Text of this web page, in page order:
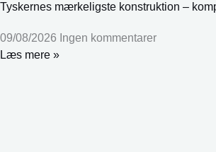
Tyskernes mærkeligste konstruktion –
09/08/2026 Ingen kommentarer
Læs mere »